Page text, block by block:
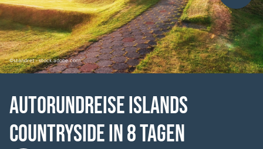
©standret - stock.adobe.com
Autorundreise Islands
Countryside in 8 Tagen